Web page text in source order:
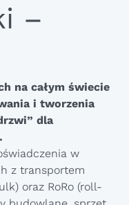
–
na całym świecie
i tworzenia
dla
w
z transportem
oraz RoRo (roll-